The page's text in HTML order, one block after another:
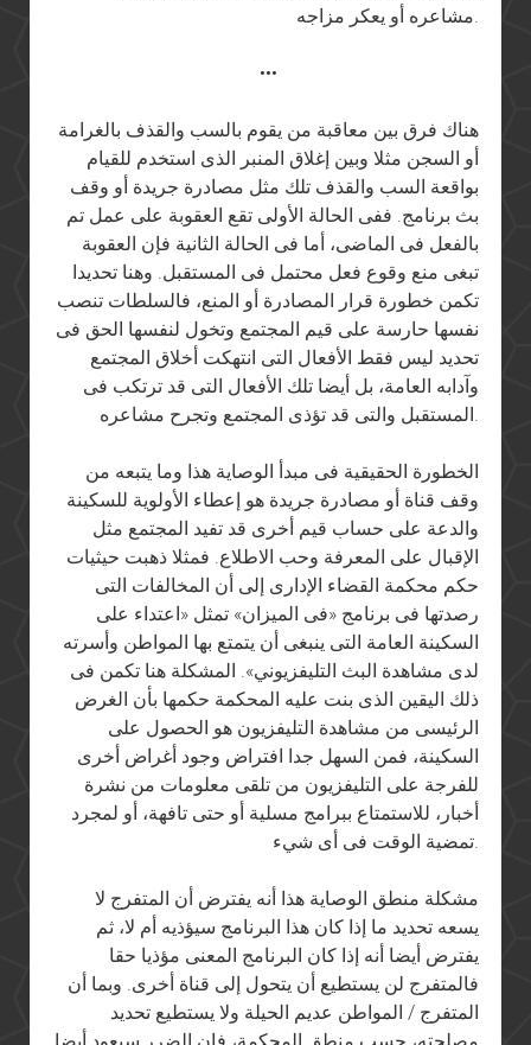
مشاعره أو يعكر مزاجه.
•••
هناك فرق بين معاقبة من يقوم بالسب والقذف بالغرامة
أو السجن مثلا وبين إغلاق المنبر الذى استخدم للقيام
بواقعة السب والقذف تلك مثل مصادرة جريدة أو وقف
بث برنامج. ففى الحالة الأولى تقع العقوبة على عمل تم
بالفعل فى الماضى، أما فى الحالة الثانية فإن العقوبة
تبغى منع وقوع فعل محتمل فى المستقبل. وهنا تحديدا
تكمن خطورة قرار المصادرة أو المنع، فالسلطات تنصب
نفسها حارسة على قيم المجتمع وتخول لنفسها الحق فى
تحديد ليس فقط الأفعال التى انتهكت أخلاق المجتمع
وآدابه العامة، بل أيضا تلك الأفعال التى قد ترتكب فى
المستقبل والتى قد تؤذى المجتمع وتجرح مشاعره.
الخطورة الحقيقية فى مبدأ الوصاية هذا وما يتبعه من
وقف قناة أو مصادرة جريدة هو إعطاء الأولوية للسكينة
والدعة على حساب قيم أخرى قد تفيد المجتمع مثل
الإقبال على المعرفة وحب الاطلاع. فمثلا ذهبت حيثيات
حكم محكمة القضاء الإدارى إلى أن المخالفات التى
رصدتها فى برنامج «فى الميزان» تمثل «اعتداء على
السكينة العامة التى ينبغى أن يتمتع بها المواطن وأسرته
لدى مشاهدة البث التليفزيوني». المشكلة هنا تكمن فى
ذلك اليقين الذى بنت عليه المحكمة حكمها بأن الغرض
الرئيسى من مشاهدة التليفزيون هو الحصول على
السكينة، فمن السهل جدا افتراض وجود أغراض أخرى
للفرجة على التليفزيون من تلقى معلومات من نشرة
أخبار، للاستمتاع ببرامج مسلية أو حتى تافهة، أو لمجرد
تمضية الوقت فى أى شيء.
مشكلة منطق الوصاية هذا أنه يفترض أن المتفرج لا
يسعه تحديد ما إذا كان هذا البرنامج سيؤذيه أم لا، ثم
يفترض أيضا أنه إذا كان البرنامج المعنى مؤذيا حقا
فالمتفرج لن يستطيع أن يتحول إلى قناة أخرى. وبما أن
المتفرج / المواطن عديم الحيلة ولا يستطيع تحديد